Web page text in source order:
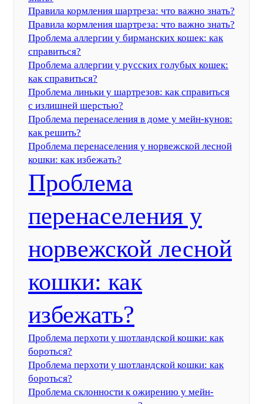
Правила кормления шартреза: что важно знать?
Правила кормления шартреза: что важно знать?
Проблема аллергии у бирманских кошек: как
справиться?
Проблема аллергии у русских голубых кошек:
как справиться?
Проблема линьки у шартрезов: как справиться
с излишней шерстью?
Проблема перенаселения в доме у мейн-кунов:
как решить?
Проблема перенаселения у норвежской лесной
кошки: как избежать?
Проблема
перенаселения у
норвежской лесной
кошки: как
избежать?
Проблема перхоти у шотландской кошки: как
бороться?
Проблема перхоти у шотландской кошки: как
бороться?
Проблема склонности к ожирению у мейн-